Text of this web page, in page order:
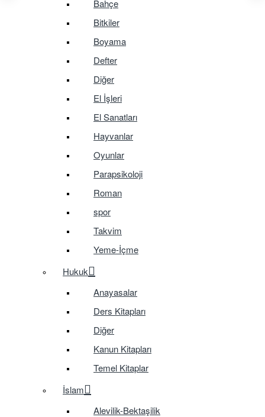
Bahçe
Bitkiler
Boyama
Defter
Diğer
El İşleri
El Sanatları
Hayvanlar
Oyunlar
Parapsikoloji
Roman
spor
Takvim
Yeme-İçme
Hukuk
Anayasalar
Ders Kitapları
Diğer
Kanun Kitapları
Temel Kitaplar
İslam
Alevilik-Bektaşilik